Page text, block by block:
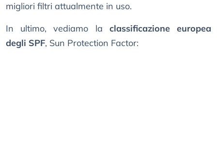
migliori filtri attualmente in uso.
In ultimo, vediamo la classificazione europea
degli SPF, Sun Protection Factor: